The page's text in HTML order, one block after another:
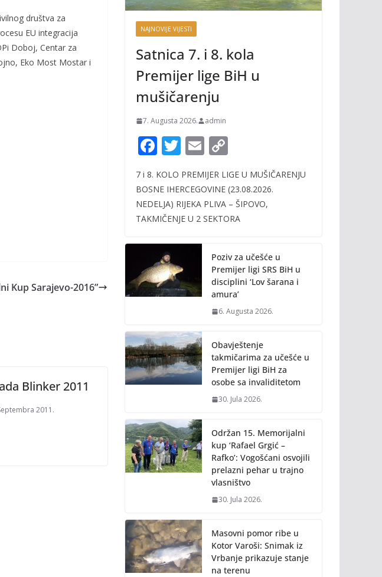
društva za
EU integracija
Doboj, Centar za
Eko Most Mostar i
Kup Sarajevo-2016”
Blinker 2011
2011.
NAJNOVIJE VIJESTI
Satnica 7. i 8. kola
Premijer lige BiH u
mušičarenju
7. Augusta 2026. admin
F
e
b
o
o
k
T
itt
er
E
ai
l
p
y
Li
k
7 i 8. KOLO PREMIJER LIGE U MUŠIČARENJU
BOSNE IHERCEGOVINE (23.08.2026.
NEDELJA) RIJEKA PLIVA – ŠIPOVO,
TAKMIČENJE U 2 SEKTORA
Poziv za učešće u
Premijer ligi SRS BiH u
disciplini ‘Lov šarana i
amura’
6. Augusta 2026.
Obavještenje
takmičarima za učešće u
Premijer ligi BiH za
osobe sa invaliditetom
30. Jula 2026.
Održan 15. Memorijalni
kup ‘Rafael Grgić –
Rafko’: Vogošćani osvojili
prelazni pehar u trajno
vlasništvo
30. Jula 2026.
Masovni pomor ribe u
Kotor Varoši: Snimak iz
Vrbanje prikazuje stanje
na terenu